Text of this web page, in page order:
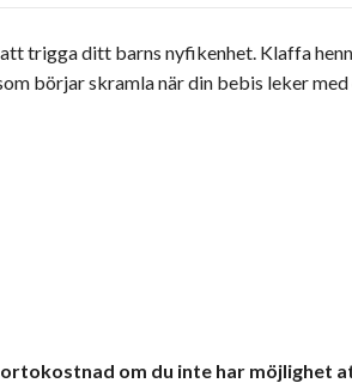
trigga ditt barns nyfikenhet. Klaffa
börjar skramla när din bebis leker
om du inte har möjlighet